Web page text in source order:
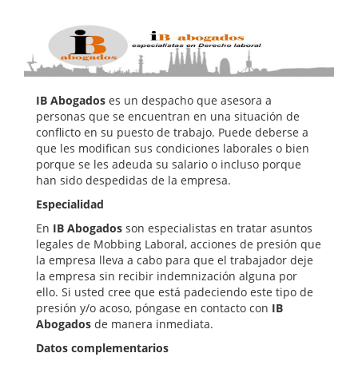
IB Abogados es un despacho que asesora a
personas que se encuentran en una situación de
conflicto en su puesto de trabajo. Puede deberse a
que les modifican sus condiciones laborales o bien
porque se les adeuda su salario o incluso porque
han sido despedidas de la empresa.
Especialidad
En IB Abogados son especialistas en tratar asuntos
legales de Mobbing Laboral, acciones de presión que
la empresa lleva a cabo para que el trabajador deje
la empresa sin recibir indemnización alguna por
ello. Si usted cree que está padeciendo este tipo de
presión y/o acoso, póngase en contacto con IB
Abogados de manera inmediata.
Datos complementarios